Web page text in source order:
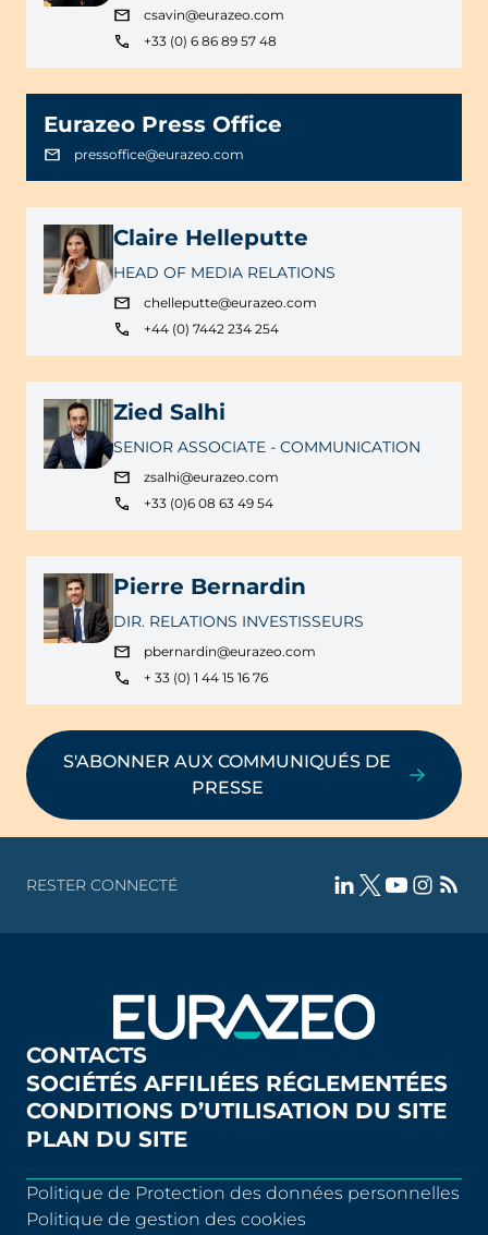
OFFICER
csavin@eurazeo.com
+33 (0) 6 86 89 57 48
Eurazeo Press Office
pressoffice@eurazeo.com
Claire Helleputte
HEAD OF MEDIA RELATIONS
chelleputte@eurazeo.com
+44 (0) 7442 234 254
Zied Salhi
SENIOR ASSOCIATE - COMMUNICATION
zsalhi@eurazeo.com
+33 (0)6 08 63 49 54
Pierre Bernardin
DIR. RELATIONS INVESTISSEURS
pbernardin@eurazeo.com
+ 33 (0) 1 44 15 16 76
S'ABONNER AUX COMMUNIQUÉS DE
PRESSE
RESTER CONNECTÉ
CONTACTS
SOCIÉTÉS AFFILIÉES RÉGLEMENTÉES
CONDITIONS D’UTILISATION DU SITE
PLAN DU SITE
Politique de Protection des données personnelles
Politique de gestion des cookies